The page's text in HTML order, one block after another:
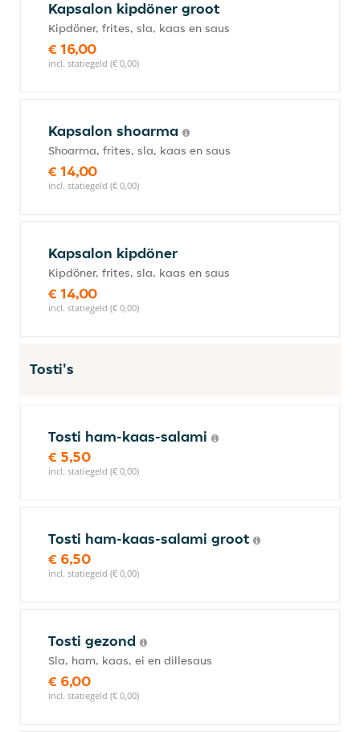
Kapsalon kipdöner groot
Kipdöner, frites, sla, kaas en saus
€ 16,00
incl. statiegeld (€ 0,00)
Kapsalon shoarma
Shoarma, frites, sla, kaas en saus
€ 14,00
incl. statiegeld (€ 0,00)
Kapsalon kipdöner
Kipdöner, frites, sla, kaas en saus
€ 14,00
incl. statiegeld (€ 0,00)
Tosti's
Tosti ham-kaas-salami
€ 5,50
incl. statiegeld (€ 0,00)
Tosti ham-kaas-salami groot
€ 6,50
incl. statiegeld (€ 0,00)
Tosti gezond
Sla, ham, kaas, ei en dillesaus
€ 6,00
incl. statiegeld (€ 0,00)